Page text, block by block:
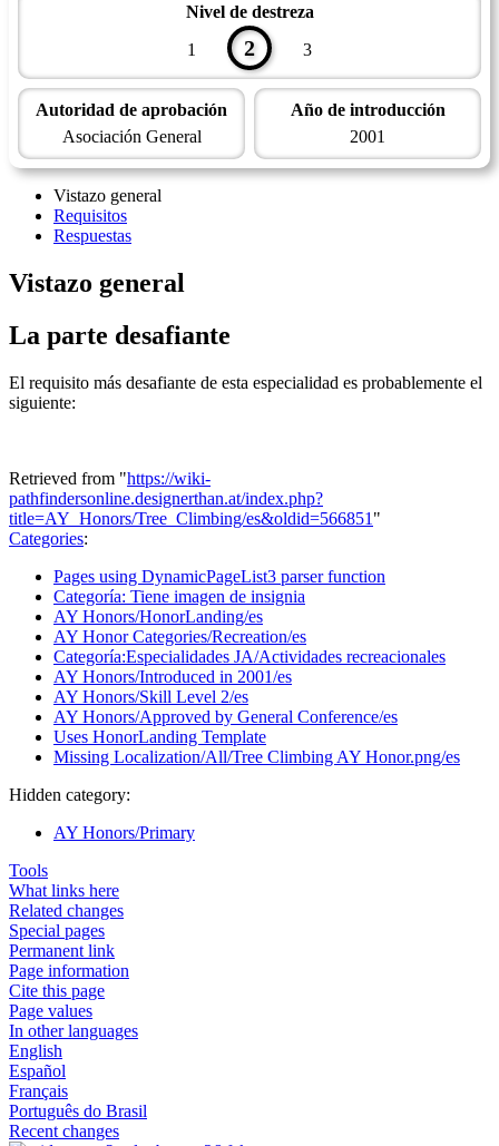
Nivel de destreza
1
2 3
Autoridad de aprobación
Asociación General
Año de introducción
2001
Vistazo general
Requisitos
Respuestas
Vistazo general
La parte desafiante
El requisito más desafiante de esta especialidad es probablemente el
siguiente:
Retrieved from "https://wiki-
pathfindersonline.designerthan.at/index.php?
title=AY_Honors/Tree_Climbing/es&oldid=566851 "
Categories:
Pages using DynamicPageList3 parser function
Categoría: Tiene imagen de insignia
AY Honors/HonorLanding/es
AY Honor Categories/Recreation/es
Categoría:Especialidades JA/Actividades recreacionales
AY Honors/Introduced in 2001/es
AY Honors/Skill Level 2/es
AY Honors/Approved by General Conference/es
Uses HonorLanding Template
Missing Localization/All/Tree Climbing AY Honor.png/es
Hidden category:
AY Honors/Primary
Tools
What links here
Related changes
Special pages
Permanent link
Page information
Cite this page
Page values
In other languages
English
Español
Français
Português do Brasil
Recent changes